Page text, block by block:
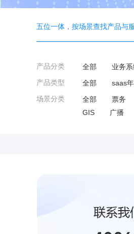
五位一体，按场景查找产品与
产品分类 全部 业务
产品类型 全部 saas
场景分类 全部 票务
GIS
广播